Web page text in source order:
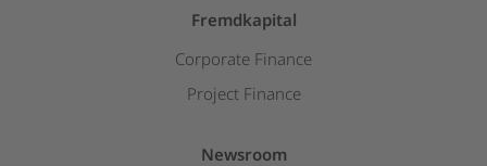
Fremdkapital
Corporate Finance
Project Finance
Newsroom